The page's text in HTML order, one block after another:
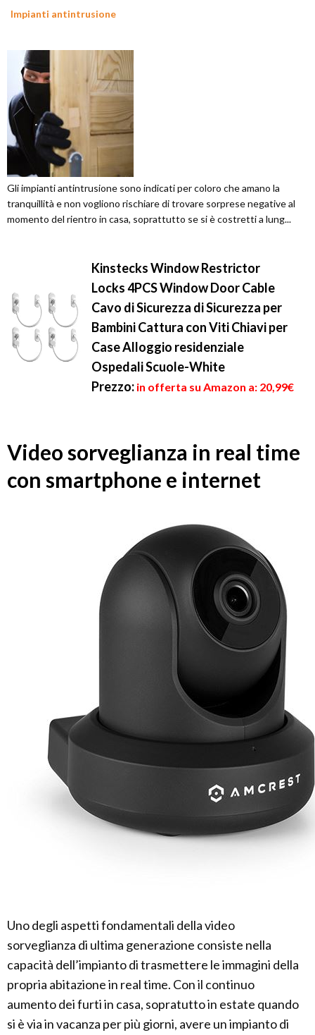
Impianti antintrusione
Gli impianti antintrusione sono indicati per coloro che amano la
tranquillità e non vogliono rischiare di trovare sorprese negative al
momento del rientro in casa, soprattutto se si è costretti a lung...
Kinstecks Window Restrictor
Locks 4PCS Window Door Cable
Cavo di Sicurezza di Sicurezza per
Bambini Cattura con Viti Chiavi per
Case Alloggio residenziale
Ospedali Scuole-White
Prezzo: in offerta su Amazon a: 20,99€
Video sorveglianza in real time
con smartphone e internet
Uno degli aspetti fondamentali della video
sorveglianza di ultima generazione consiste nella
capacità dell’impianto di trasmettere le immagini della
propria abitazione in real time. Con il continuo
aumento dei furti in casa, sopratutto in estate quando
si è via in vacanza per più giorni, avere un impianto di